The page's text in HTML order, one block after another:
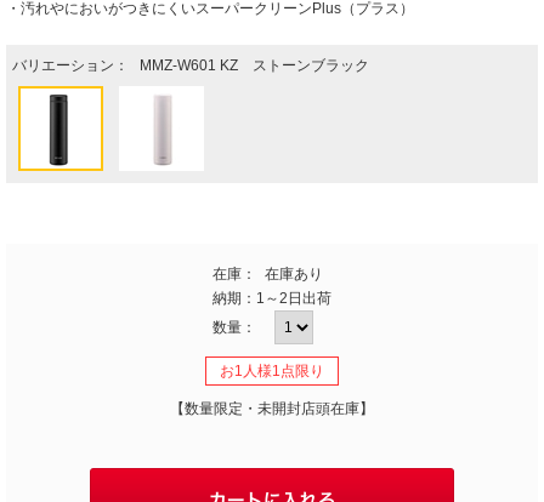
・汚れやにおいがつきにくいスーパークリーンPlus（プラス）
バリエーション： MMZ-W601 KZ ストーンブラック
在庫：
在庫あり
納期： 1～2日出荷
数量：
お1人様1点限り
【数量限定・未開封店頭在庫】